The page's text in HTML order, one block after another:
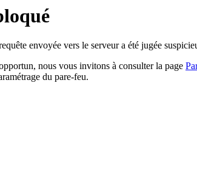
envoyée vers le serveur a été jugée
nous vous invitons à consulter la page
du pare-feu.